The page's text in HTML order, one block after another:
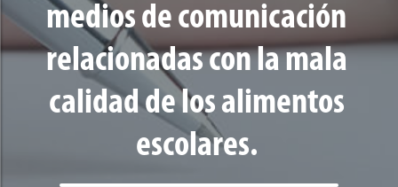
medios de comunicación
relacionadas con la mala
calidad de los alimentos
escolares.